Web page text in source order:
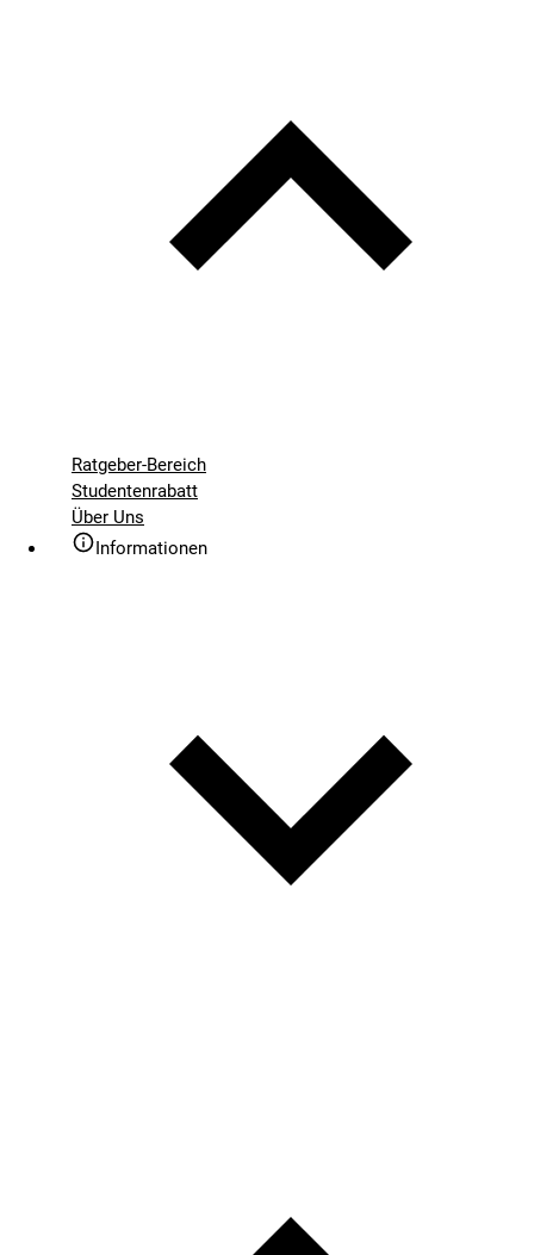
Ratgeber-Bereich
Studentenrabatt
Über Uns
Informationen